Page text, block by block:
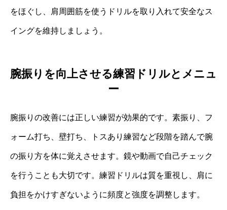
をほぐし、肩周囲筋を使うドリルを取り入れて安全なス
イングを維持しましょう。
腕振りを向上させる練習ドリルとメニュ
ー
腕振りの改善には正しい練習が効果的です。素振り、フ
ォーム打ち、壁打ち、トスあり練習など段階を踏んで腕
の振り方を体に覚えさせます。鏡や動画で自己チェック
を行うことも大切です。練習ドリルは質を重視し、肩に
負担をかけすぎないように頻度と強度を調整します。